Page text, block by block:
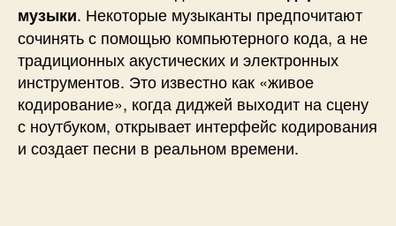
музыки. Некоторые музыканты предпочитают
сочинять с помощью компьютерного кода, а не
традиционных акустических и электронных
инструментов. Это известно как «живое
кодирование», когда диджей выходит на сцену
с ноутбуком, открывает интерфейс кодирования
и создает песни в реальном времени.